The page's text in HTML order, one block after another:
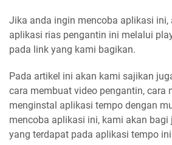
Jika anda ingin mencoba aplikasi ini,
aplikasi rias pengantin ini melalui
pada link yang kami bagikan.
Pada artikel ini akan kami sajikan
cara membuat video pengantin, cara
menginstal aplikasi tempo dengan
mencoba aplikasi ini, kami akan
yang terdapat pada aplikasi tempo